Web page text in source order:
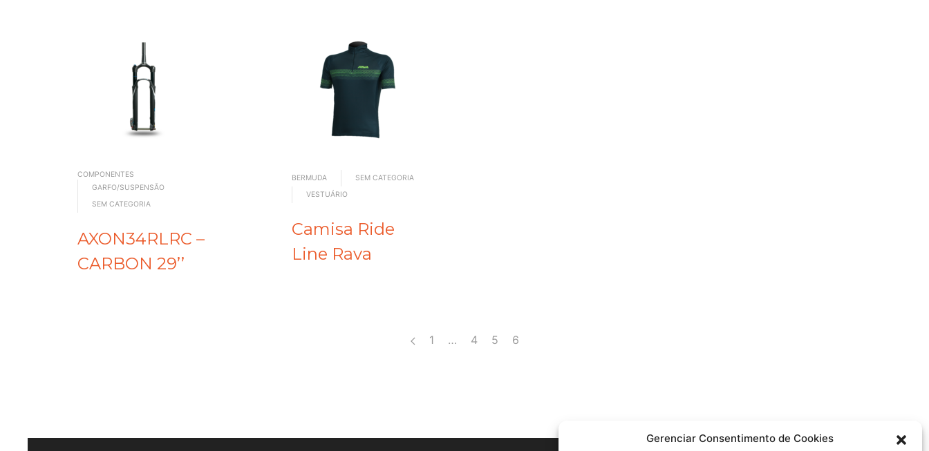
Gerenciar Consentimento de Cookies
COMPONENTES
GARFO/SUSPENSÃO
SEM CATEGORIA
AXON34RLRC –
CARBON 29’’
BERMUDA
SEM CATEGORIA
VESTUÁRIO
Camisa Ride
Line Rava
1 … 4 5 6